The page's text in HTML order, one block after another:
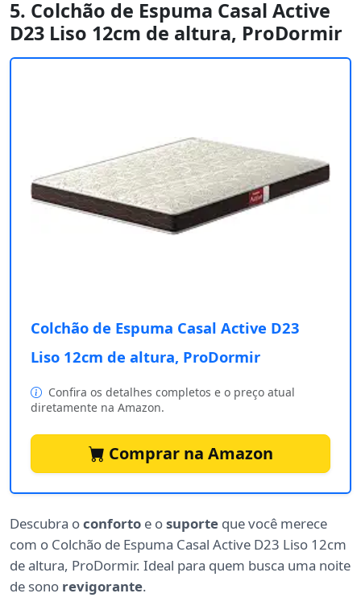
5. Colchão de Espuma Casal Active
D23 Liso 12cm de altura, ProDormir
Colchão de Espuma Casal Active D23
Liso 12cm de altura, ProDormir
Confira os detalhes completos e o preço atual
diretamente na Amazon.
Comprar na Amazon
Descubra oconforto e osuporte que você merece
com o Colchão de Espuma Casal Active D23 Liso 12cm
de altura, ProDormir. Ideal para quem busca uma noite
de sono revigorante.